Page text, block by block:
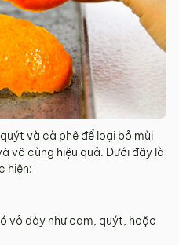
và cà phê để loại bỏ mùi
vô cùng hiệu quả. Dưới đây là
hiện:
vỏ dày như cam, quýt, hoặc